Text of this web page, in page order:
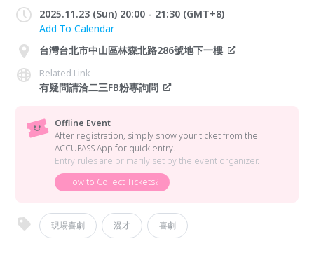
2025.11.23 (Sun) 20:00 - 21:30 (GMT+8)
Add To Calendar
台灣台北市中山區林森北路286號地下一樓
Related Link
有疑問請洽二三FB粉專詢問
Offline Event
After registration, simply show your ticket from the
ACCUPASS App for quick entry.
Entry rules are primarily set by the event organizer.
How to Collect Tickets?
現場喜劇 漫才 喜劇